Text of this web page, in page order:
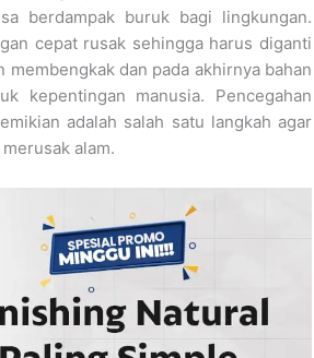
berdampak buruk bagi lingkungan.
cepat rusak sehingga harus diganti
dan pada akhirnya bahan
kepentingan manusia. Pencegahan
adalah salah satu langkah agar
alam.